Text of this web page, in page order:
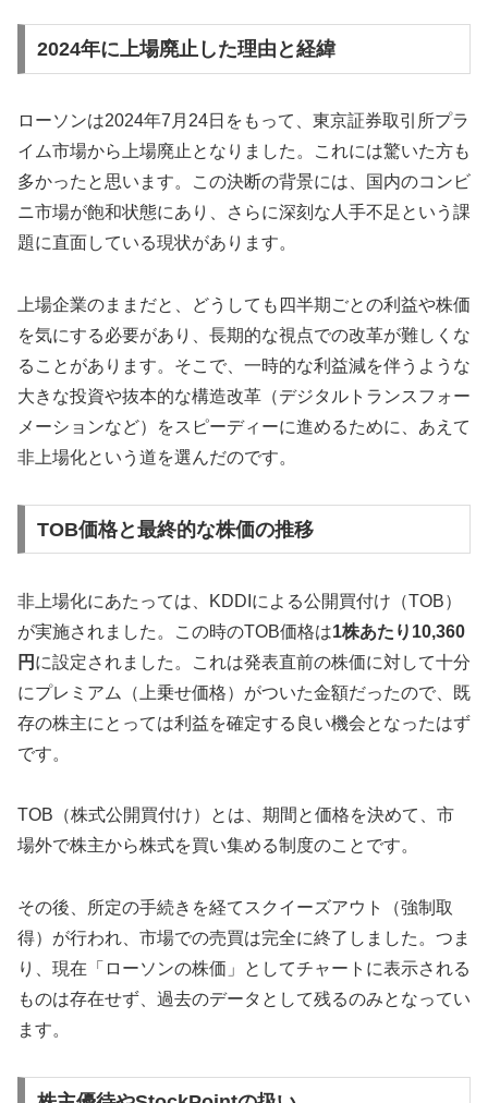
2024年に上場廃止した理由と経緯
ローソンは2024年7月24日をもって、東京証券取引所プラ
イム市場から上場廃止となりました。これには驚いた方も
多かったと思います。この決断の背景には、国内のコンビ
ニ市場が飽和状態にあり、さらに深刻な人手不足という課
題に直面している現状があります。
上場企業のままだと、どうしても四半期ごとの利益や株価
を気にする必要があり、長期的な視点での改革が難しくな
ることがあります。そこで、一時的な利益減を伴うような
大きな投資や抜本的な構造改革（デジタルトランスフォー
メーションなど）をスピーディーに進めるために、あえて
非上場化という道を選んだのです。
TOB価格と最終的な株価の推移
非上場化にあたっては、KDDIによる公開買付け（TOB）
が実施されました。この時のTOB価格は1株あたり10,360
円 に設定されました。これは発表直前の株価に対して十分
にプレミアム（上乗せ価格）がついた金額だったので、既
存の株主にとっては利益を確定する良い機会となったはず
です。
TOB（株式公開買付け）とは、期間と価格を決めて、市
場外で株主から株式を買い集める制度のことです。
その後、所定の手続きを経てスクイーズアウト（強制取
得）が行われ、市場での売買は完全に終了しました。つま
り、現在「ローソンの株価」としてチャートに表示される
ものは存在せず、過去のデータとして残るのみとなってい
ます。